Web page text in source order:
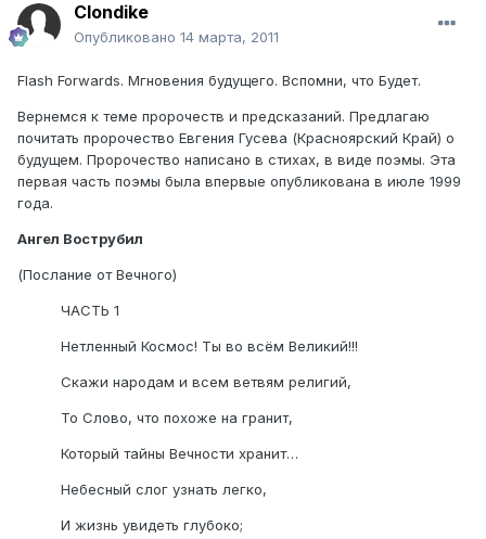
Clondike
Опубликовано 14 марта, 2011
Flash Forwards. Мгновения будущего. Вспомни, что Будет.
Вернемся к теме пророчеств и предсказаний. Предлагаю
почитать пророчество Евгения Гусева (Красноярский Край) о
будущем. Пророчество написано в стихах, в виде поэмы. Эта
первая часть поэмы была впервые опубликована в июле 1999
года.
Ангел Вострубил
(Послание от Вечного)
ЧАСТЬ 1
Нетленный Космос! Ты во всём Великий!!!
Скажи народам и всем ветвям религий,
То Слово, что похоже на гранит,
Который тайны Вечности хранит…
Небесный слог узнать легко,
И жизнь увидеть глубоко;